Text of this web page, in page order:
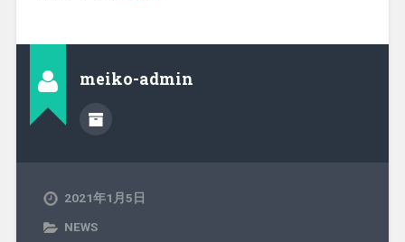
meiko-admin
2021年1月5日
NEWS